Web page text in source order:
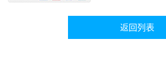
返回列表